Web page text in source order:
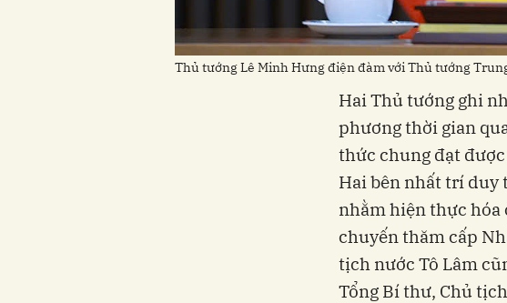
Thủ tướng Lê Minh Hưng điện đàm với Thủ tướng
Hai Thủ tướng ghi
phương thời gian
thức chung đạt
Hai bên nhất trí duy
nhằm hiện thực hóa
chuyến thăm cấp
tịch nước Tô Lâm
Tổng Bí thư, Chủ